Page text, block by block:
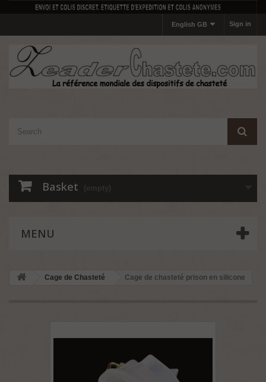
Sign in
English GB
Basket (empty)
MENU
Cage de Chasteté Cage de chasteté prison en silicone